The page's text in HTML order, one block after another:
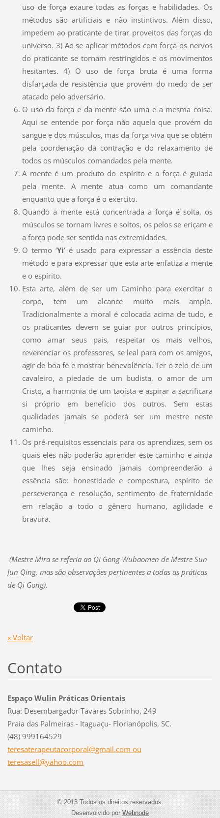
uso de força exaure todas as forças e habilidades. Os
métodos são artificiais e não instintivos. Além disso,
impedem ao praticante de tirar proveitos das forças do
universo. 3) Ao se aplicar métodos com força os nervos
do praticante se tornam restringidos e os movimentos
hesitantes. 4) O uso de força bruta é uma forma
disfarçada de resistência que provém do medo de ser
atacado pelo adversário.
O uso da força e da mente são uma e a mesma coisa.
Aqui se entende por força não aquela que provém do
sangue e dos músculos, mas da força viva que se obtém
pela coordenação da contração e do relaxamento de
todos os músculos comandados pela mente.
A mente é um produto do espírito e a força é guiada
pela mente. A mente atua como um comandante
enquanto que a força é o exercito.
Quando a mente está concentrada a força é solta, os
músculos se tornam livres e soltos, os pelos se eriçam e
a força pode ser sentida nas extremidades.
O termo ‘Yi’ é usado para expressar a essência deste
método e para expressar que esta arte enfatiza a mente
e o espírito.
Esta arte, além de ser um Caminho para exercitar o
corpo, tem um alcance muito mais amplo.
Tradicionalmente a moral é colocada acima de tudo, e
os praticantes devem se guiar por outros princípios,
como amar seus pais, respeitar os mais velhos,
reverenciar os professores, se leal para com os amigos,
agir de boa fé e mostrar benevolência. Ter o zelo de um
cavaleiro, a piedade de um budista, o amor de um
Cristo, a harmonia de um taoísta e aspirar a sacrificara
si próprio em benefício dos outros. Sem estas
qualidades jamais se poderá ser um mestre neste
caminho.
Os pré-requisitos essenciais para os aprendizes, sem os
quais eles não poderão aprender este caminho e ainda
que lhes seja ensinado jamais compreenderão a
essência são: honestidade e compostura, espírito de
perseverança e resolução, sentimento de fraternidade
em relação a todo o gênero humano, agilidade e
bravura.
(Mestre Mira se referia ao Qi Gong Wubaomen de Mestre Sun
Jun Qing, mas são observações pertinentes a todas as práticas
de Qi Gong).
« Voltar
Contato
Espaço Wulin Práticas Orientais
Rua: Desembargador Tavares Sobrinho, 249
Praia das Palmeiras - Itaguaçu- Florianópolis, SC.
(48) 999164529
teresaterapeutacorporal@gmail.com ou
teresasell@yahoo.com
© 2013 Todos os direitos reservados.
Desenvolvido porWebnode